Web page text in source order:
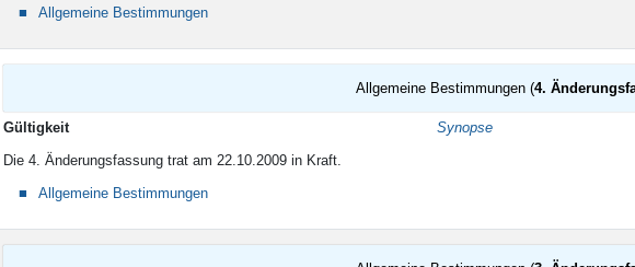
Allgemeine Bestimmungen
Allgemeine Bestimmungen (4.
Gültigkeit
Synopse
Die 4. Änderungsfassung trat am 22.10.2009 in Kraft.
Allgemeine Bestimmungen